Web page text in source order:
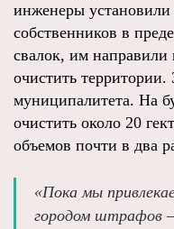
инженеры установили
собственников в
свалок, им направили
очистить
муниципалитета. На
очистить около 20
объемов почти в два
«Пока мы
городом штрафов